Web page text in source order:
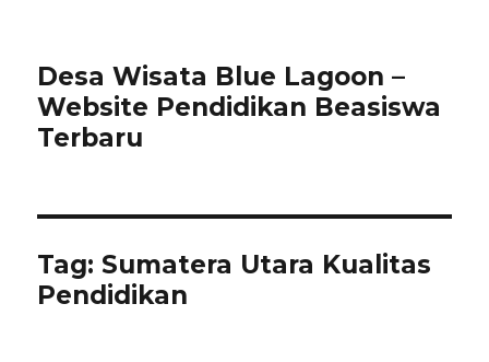
Desa Wisata Blue Lagoon –
Website Pendidikan Beasiswa
Terbaru
Tag: Sumatera Utara Kualitas
Pendidikan